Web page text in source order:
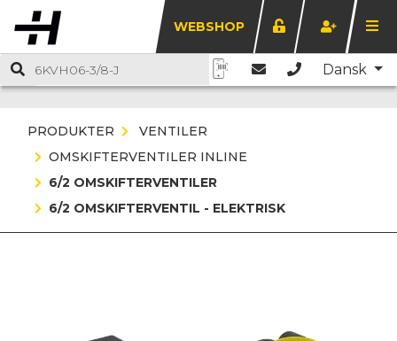
WEBSHOP
Dansk
PRODUKTER
VENTILER
OMSKIFTERVENTILER INLINE
6/2 OMSKIFTERVENTILER
6/2 OMSKIFTERVENTIL - ELEKTRISK